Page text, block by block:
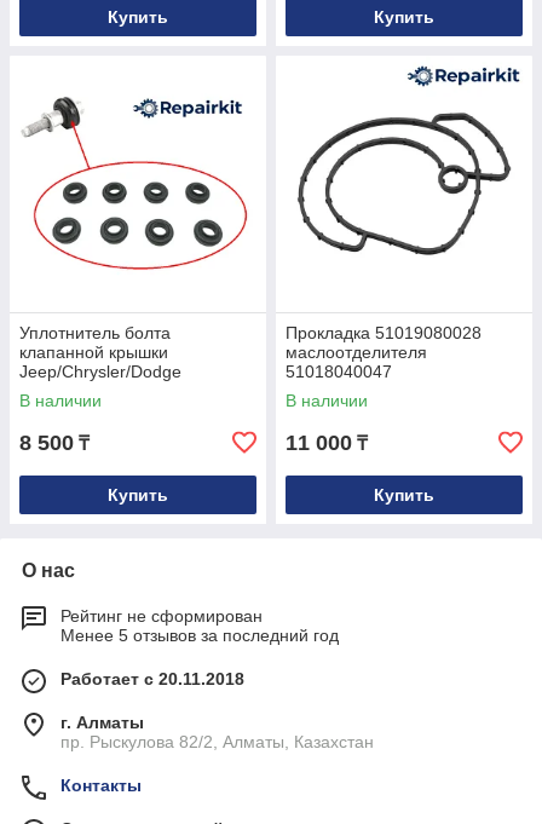
Купить Купить
Уплотнитель болта
клапанной крышки
Jeep/Chrysler/Dodge
04884763AA
В наличии
8 500 ₸
Купить
Прокладка 51019080028
маслоотделителя
51018040047
В наличии
11 000 ₸
Купить
О нас
Рейтинг не сформирован
Менее 5 отзывов за последний год
Работает с 20.11.2018
г. Алматы
пр. Рыскулова 82/2, Алматы, Казахстан
Контакты